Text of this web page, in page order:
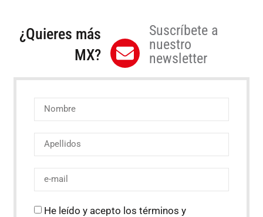
¿Quieres más
MX?
Suscríbete a
nuestro
newsletter
He leído y acepto los términos y